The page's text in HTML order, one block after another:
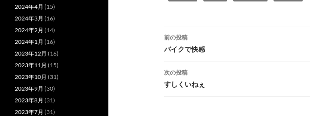
投
稿
ナ
ビ
ゲ
前の投稿
バイクで快感
次の投稿
すしくいねぇ
2024年4月 (15)
2024年3月 (16)
2024年2月 (14)
2024年1月 (16)
2023年12月 (16)
2023年11月 (15)
2023年10月 (31)
2023年9月 (30)
2023年8月 (31)
2023年7月 (31)